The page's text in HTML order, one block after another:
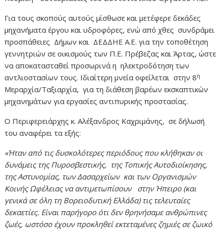
Για τους σκοπούς αυτούς μίσθωσε και μετέφερε δεκάδες
μηχανήματα έργου και υδροφόρες, ενώ από χθες συνδράμει
προσπάθειες Δήμων και ΔΕΔΔΗΕ Α.Ε. για την τοποθέτηση
γεννητριών σε οικισμούς των Π.Ε. Πρέβεζας και Άρτας, ώστε
να αποκατασταθεί προσωρινά η ηλεκτροδότηση των
αντλιοστασίων τους. Ιδιαίτερη μνεία οφείλεται στην 8η
Μεραρχία/Ταξιαρχία, για τη διάθεση βαρέων εκσκαπτικών
μηχανημάτων για εργασίες αντιπυρικής προστασίας.
Ο Περιφερειάρχης κ. Αλέξανδρος Καχριμάνης, σε δήλωσή
του αναφέρει τα εξής:
«Ήταν από τις δυσκολότερες περιόδους που κλήθηκαν οι
δυνάμεις της Πυροσβεστικής, της Τοπικής Αυτοδιοίκησης,
της Αστυνομίας, των Δασαρχείων και των Οργανισμών
Κοινής Ωφέλειας να αντιμετωπίσουν στην Ήπειρο (και
γενικά σε όλη τη Βορειοδυτική Ελλάδα) τις τελευταίες
δεκαετίες. Είναι παρήγορο ότι δεν θρηνήσαμε ανθρώπινες
ζωές, ωστόσο έχουν προκληθεί εκτεταμένες ζημιές σε ζωικό